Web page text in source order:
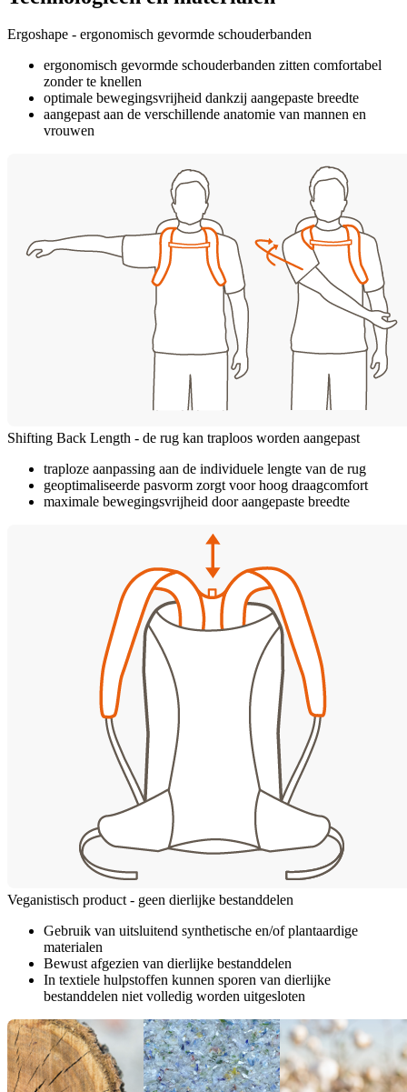
Ergoshape - ergonomisch gevormde schouderbanden
ergonomisch gevormde schouderbanden zitten comfortabel
zonder te knellen
optimale bewegingsvrijheid dankzij aangepaste breedte
aangepast aan de verschillende anatomie van mannen en
vrouwen
Shifting Back Length - de rug kan traploos worden aangepast
traploze aanpassing aan de individuele lengte van de rug
geoptimaliseerde pasvorm zorgt voor hoog draagcomfort
maximale bewegingsvrijheid door aangepaste breedte
Veganistisch product - geen dierlijke bestanddelen
Gebruik van uitsluitend synthetische en/of plantaardige
materialen
Bewust afgezien van dierlijke bestanddelen
In textiele hulpstoffen kunnen sporen van dierlijke
bestanddelen niet volledig worden uitgesloten